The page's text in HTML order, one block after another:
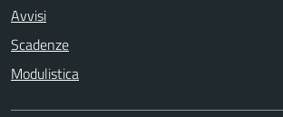
Avvisi
Scadenze
Modulistica